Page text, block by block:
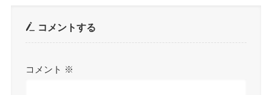
コメントする
コメント ※